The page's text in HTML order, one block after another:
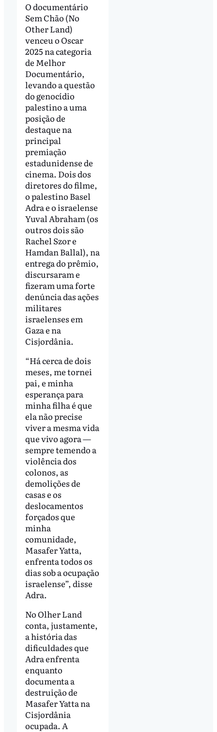
O documentário
Sem Chão (No
Other Land)
venceu o Oscar
2025 na categoria
de Melhor
Documentário,
levando a questão
do genocídio
palestino a uma
posição de
destaque na
principal
premiação
estadunidense de
cinema. Dois dos
diretores do filme,
o palestino Basel
Adra e o israelense
Yuval Abraham (os
outros dois são
Rachel Szor e
Hamdan Ballal), na
entrega do prêmio,
discursaram e
fizeram uma forte
denúncia das ações
militares
israelenses em
Gaza e na
Cisjordânia.
“Há cerca de dois
meses, me tornei
pai, e minha
esperança para
minha filha é que
ela não precise
viver a mesma vida
que vivo agora —
sempre temendo a
violência dos
colonos, as
demolições de
casas e os
deslocamentos
forçados que
minha
comunidade,
Masafer Yatta,
enfrenta todos os
dias sob a ocupação
israelense”, disse
Adra.
No Olher Land
conta, justamente,
a história das
dificuldades que
Adra enfrenta
enquanto
documenta a
destruição de
Masafer Yatta na
Cisjordânia
ocupada. A